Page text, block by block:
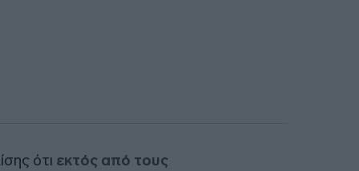
ότι εκτός από τους